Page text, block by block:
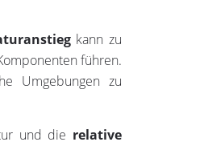
kann zu
führen.
Umgebungen zu
und die relative